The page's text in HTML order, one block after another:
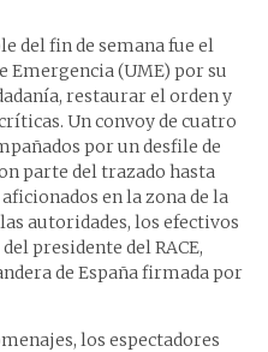
del fin de semana fue el
Emergencia (UME) por su
restaurar el orden y
Un convoy de cuatro
por un desfile de
parte del trazado hasta
en la zona de la
autoridades, los efectivos
presidente del RACE,
de España firmada por
los espectadores